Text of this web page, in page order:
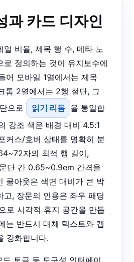
과 카드 디자인
일 비율, 제목 행 수, 메타 노
로 정의하는 것이 유지보수에
어 모바일 1열에서는 제목
톱 2열에서는 2행 절단, 그
으로
읽기 리듬 을 통일합
강조 색은 배경 대비 4.5:1
커스/호버 상태를 명확히 분
자의 최적 행 길이,
단 간 0.65~0.9em 간격을
콜아웃은 색면 대비가 큰 박
고, 장문의 인용은 좌우 패딩
로 시각적 휴지 공간을 만듭
는 반드시 대체 텍스트와 캡
강화합니다.
드 토글 등 도구성 인터페이